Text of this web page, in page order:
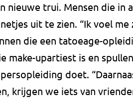
nieuwe trui. Mensen die in
uit te zien. “Ik voel
die een tatoeage-
make-upartiest is en
doet.
krijgen we iets van